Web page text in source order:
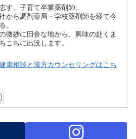
す、子育て卒業薬剤師。
から調剤薬局・学校薬剤師を経て今
。
微妙に田舎な地から、興味の赴くま
こちに出没します。
康相談と漢方カウンセリングはこち